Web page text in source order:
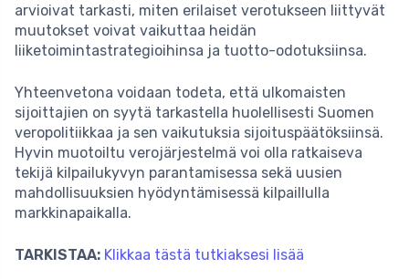
arvioivat tarkasti, miten erilaiset verotukseen liittyvät
muutokset voivat vaikuttaa heidän
liiketoimintastrategioihinsa ja tuotto-odotuksiinsa.
Yhteenvetona voidaan todeta, että ulkomaisten
sijoittajien on syytä tarkastella huolellisesti Suomen
veropolitiikkaa ja sen vaikutuksia sijoituspäätöksiinsä.
Hyvin muotoiltu verojärjestelmä voi olla ratkaiseva
tekijä kilpailukyvyn parantamisessa sekä uusien
mahdollisuuksien hyödyntämisessä kilpaillulla
markkinapaikalla.
TARKISTAA: Klikkaa tästä tutkiaksesi lisää